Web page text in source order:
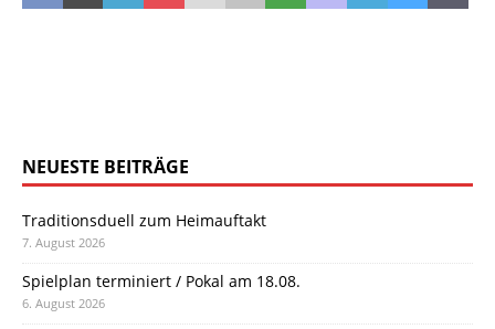
NEUESTE BEITRÄGE
Traditionsduell zum Heimauftakt
7. August 2026
Spielplan terminiert / Pokal am 18.08.
6. August 2026